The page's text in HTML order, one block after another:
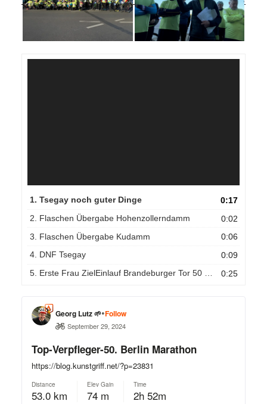
1.Tsegay noch guter Dinge
0:17
2. Flaschen Übergabe Hohenzollerndamm
0:02
3. Flaschen Übergabe Kudamm
0:06
4. DNF Tsegay
0:09
5. Erste Frau ZielEinlauf Brandeburger Tor 50 Berln Marathon 0:25